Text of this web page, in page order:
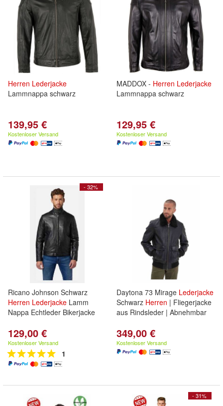
Herren Lederjacke
Lammnappa schwarz
139,95 €
Kostenloser Versand
MADDOX - Herren Lederjacke
Lammnappa schwarz
129,95 €
Kostenloser Versand
- 32%
Ricano Johnson Schwarz
Herren Lederjacke Lamm
Nappa Echtleder Bikerjacke
129,00 €
Kostenloser Versand
1
Daytona 73 Mirage Lederjacke
Schwarz Herren | Fliegerjacke
aus Rindsleder | Abnehmbar
349,00 €
Kostenloser Versand
- 31%